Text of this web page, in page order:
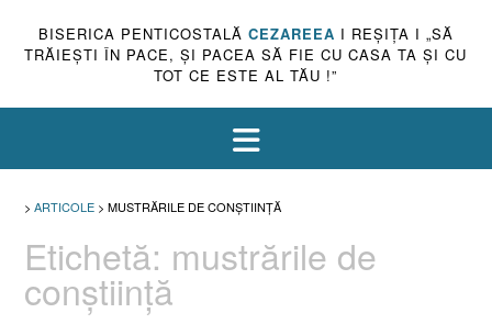
BISERICA PENTICOSTALĂ CEZAREEA I REŞIŢA I „SĂ
TRĂIEŞTI ÎN PACE, ŞI PACEA SĂ FIE CU CASA TA ŞI CU
TOT CE ESTE AL TĂU !”
> ARTICOLE > MUSTRĂRILE DE CONŞTIINŢĂ
Etichetă: mustrările de
conştiinţă